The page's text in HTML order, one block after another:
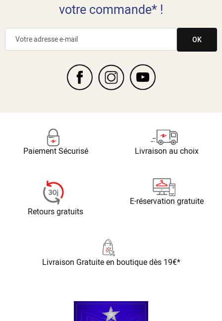
votre commande* !
OK
Paiement Sécurisé Livraison au choix
Retours gratuits
E-réservation gratuite
Livraison Gratuiteen boutique dès 19€*